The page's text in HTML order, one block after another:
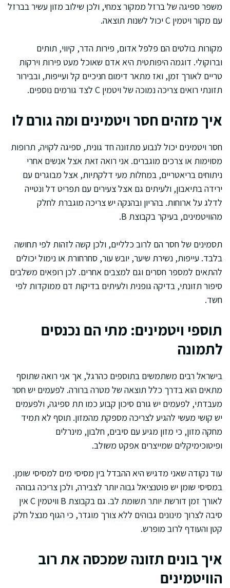
משפר ספיגה של ברזל ממקור צמחי, ולכן שילוב מזון עשיר בברזל
עם מקור ויטמין C יכול לשנות תוצאה.
מקורות בולטים הם פלפל אדום, פירות הדר, קיווי, תותים
וברוקולי. דוגמה היפותטית היא אדם שאוכל מעט פירות וירקות
טריים לאורך זמן, ואז מתאר דימום חניכיים קל ועייפות, ובבירור
תזונתי רואים צריכה נמוכה של ויטמין C לצד גורמים נוספים.
איך מזהים חסר ויטמינים ומה גורם לו
חסר ויטמינים יכול לנבוע מתזונה חד גונית, ספיגה לקויה, תרופות
מסוימות או צרכים מוגברים. אני רואה זאת אצל אנשים אחרי
ניתוחים בריאטריים, במחלות מעי דלקתיות, אצל מבוגרים עם
ירידה בתיאבון, ולעיתים גם אצל צעירים עם תפריט דל ונטייה
לדלג על ארוחות. בהריון ובהנקה יש צריכה מוגברת לחלק
מהוויטמינים, בעיקר בקבוצת B.
תסמינים של חסר הם לרוב כלליים, ולכן קשה לזהות לפי תחושה
בלבד. עייפות, נשירת שיער, יובש עור, סחרחורת או נימול יכולים
להתאים למספר חסרים וגם למצבים אחרים. לכן רופאים משלבים
סיפור תזונתי, בדיקה גופנית ולעיתים בדיקות דם ממוקדות לפי
חשד.
תוספי ויטמינים: מתי הם נכנסים
לתמונה
בישראל רבים משתמשים בתוספים כהרגל, אך אני רואה שתוסף
מתאים הוא בדרך כלל תוצאה של מטרה ברורה. לפעמים יש חסר
מעבדתי, לפעמים יש גורם סיכון קבוע כמו תת ספיגה, ולפעמים
יש קושי מעשי להגיע לצריכה מספקת מהמזון. תוסף לא תמיד
מחקה מזון, כי מזון מגיע עם סיבים, חלבון, מינרלים
ופיטוכימיקלים שמייצרים אפקט משולב.
עוד נקודה שאני מדגיש היא ההבדל בין מסיסי מים למסיסי שומן.
במסיסי שומן יש פוטנציאל גבוה יותר לצבירה, ולכן צריכה גבוהה
לאורך זמן דורשת יותר תשומת לב. גם בקבוצת B וויטמין C אין
סיבה לצרוך מינונים גבוהים ללא צורך מוגדר, כי הגוף מנצל חלק
קטן והעודף לרוב מופרש.
איך בונים תזונה שמכסה את רוב
הוויטמינים